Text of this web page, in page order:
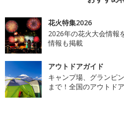
花火特集2026
2026年の花火大会情報
情報も掲載
アウトドアガイド
キャンプ場、グランピ
まで！全国のアウトド